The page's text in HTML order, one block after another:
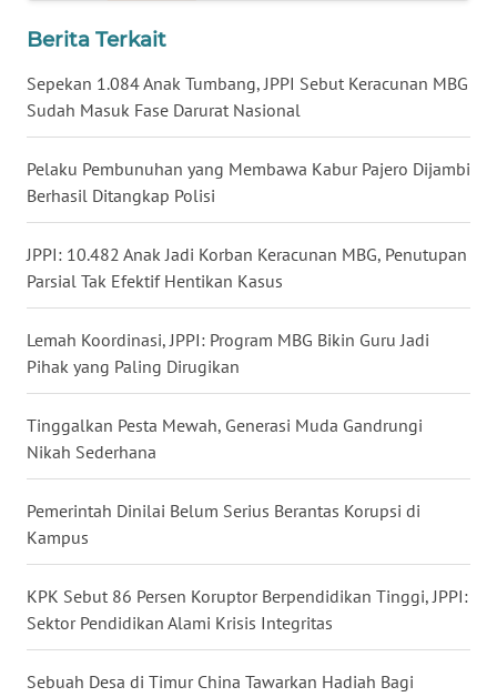
Berita Terkait
Sepekan 1.084 Anak Tumbang, JPPI Sebut Keracunan MBG
Sudah Masuk Fase Darurat Nasional
Pelaku Pembunuhan yang Membawa Kabur Pajero Dijambi
Berhasil Ditangkap Polisi
JPPI: 10.482 Anak Jadi Korban Keracunan MBG, Penutupan
Parsial Tak Efektif Hentikan Kasus
Lemah Koordinasi, JPPI: Program MBG Bikin Guru Jadi
Pihak yang Paling Dirugikan
Tinggalkan Pesta Mewah, Generasi Muda Gandrungi
Nikah Sederhana
Pemerintah Dinilai Belum Serius Berantas Korupsi di
Kampus
KPK Sebut 86 Persen Koruptor Berpendidikan Tinggi, JPPI:
Sektor Pendidikan Alami Krisis Integritas
Sebuah Desa di Timur China Tawarkan Hadiah Bagi
SULTENG
SULBAR
BABEL
WN
SUMBAR
WN
SUMSEL
WN
BENGKULU
WN